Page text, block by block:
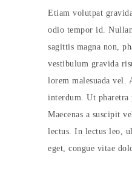
Etiam volutpat
odio tempor id.
sagittis magna non,
vestibulum gravida
lorem malesuada vel.
interdum. Ut pharetra
Maecenas a suscipit
lectus. In lectus leo,
eget, congue vitae